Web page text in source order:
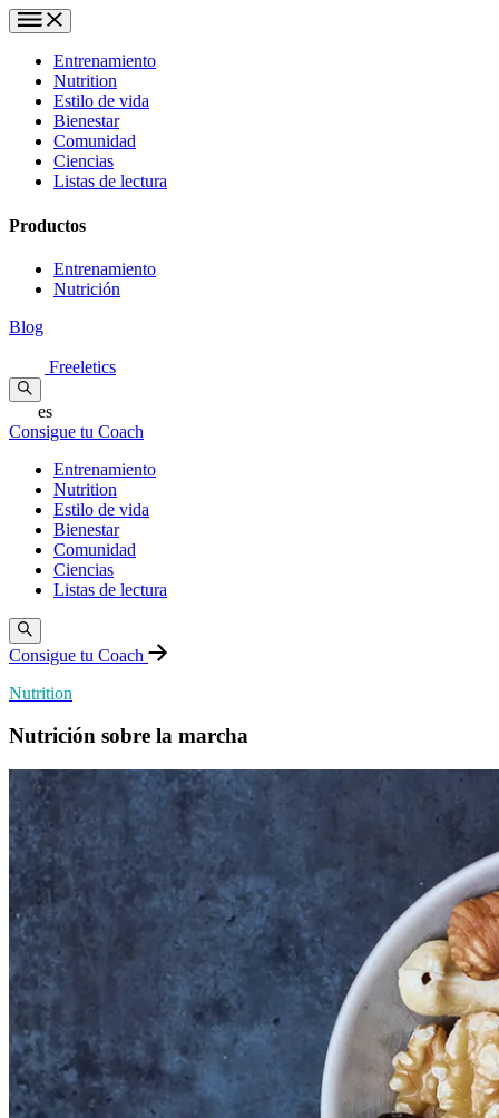
Entrenamiento
Nutrition
Estilo de vida
Bienestar
Comunidad
Ciencias
Listas de lectura
Productos
Entrenamiento
Nutrición
Blog
Freeletics
es
Consigue tu Coach
Entrenamiento
Nutrition
Estilo de vida
Bienestar
Comunidad
Ciencias
Listas de lectura
Consigue tu Coach
Nutrition
Nutrición sobre la marcha